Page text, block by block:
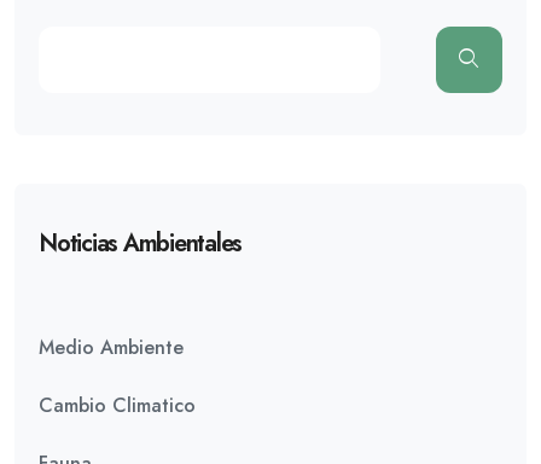
Noticias Ambientales
Medio Ambiente
Cambio Climatico